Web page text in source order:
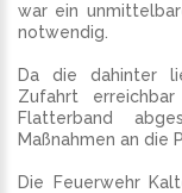
war ein
notwendig.
Da die dahinter
Zufahrt
Flatterband
Maßnahmen an die
Die Feuerwehr